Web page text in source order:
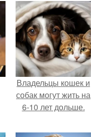
Владельцы кошек и
собак могут жить на
6-10 лет дольше.